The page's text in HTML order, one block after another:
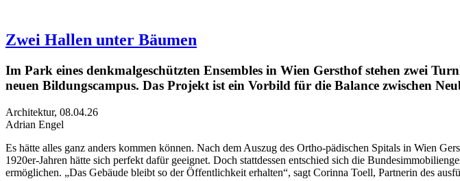
Zwei Hallen unter Bäumen
Im Park eines denkmalgeschützten Ensembles in Wien Gersthof stehen zwei
neuen Bildungscampus. Das Projekt ist ein Vorbild für die Balance zwischen
Architektur, 08.04.26
Adrian Engel
Es hätte alles ganz anders kommen können. Nach dem Auszug des Ortho-pädischen Spitals in Wien
1920er-Jahren hätte sich perfekt dafür geeignet. Doch stattdessen entschied sich die
ermöglichen. „Das Gebäude bleibt so der Öffentlichkeit erhalten“, sagt Corinna Toell, Partnerin des